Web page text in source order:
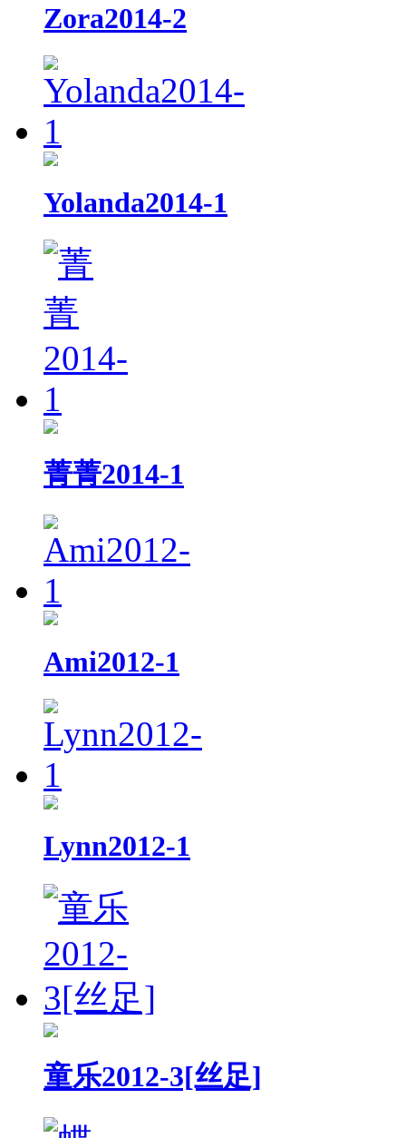
Zora2014-2
Yolanda2014-1
菁菁2014-1
Ami2012-1
Lynn2012-1
童乐2012-3[丝足]